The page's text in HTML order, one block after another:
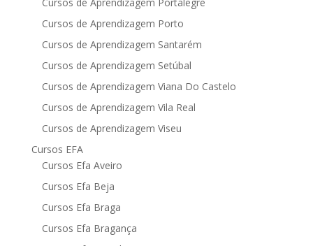
Cursos de Aprendizagem Porto
Cursos de Aprendizagem Santarém
Cursos de Aprendizagem Setúbal
Cursos de Aprendizagem Viana Do Castelo
Cursos de Aprendizagem Vila Real
Cursos de Aprendizagem Viseu
Cursos EFA
Cursos Efa Aveiro
Cursos Efa Beja
Cursos Efa Braga
Cursos Efa Bragança